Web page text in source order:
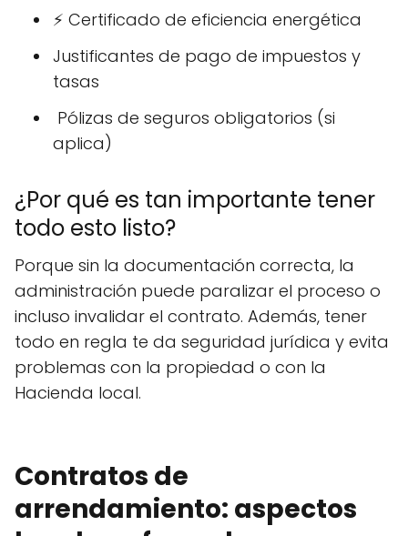
⚡ Certificado de eficiencia energética
Justificantes de pago de impuestos y
tasas
️ Pólizas de seguros obligatorios (si
aplica)
¿Por qué es tan importante tener
todo esto listo?
Porque sin la documentación correcta, la
administración puede paralizar el proceso o
incluso invalidar el contrato. Además, tener
todo en regla te da seguridad jurídica y evita
problemas con la propiedad o con la
Hacienda local.
Contratos de
arrendamiento: aspectos